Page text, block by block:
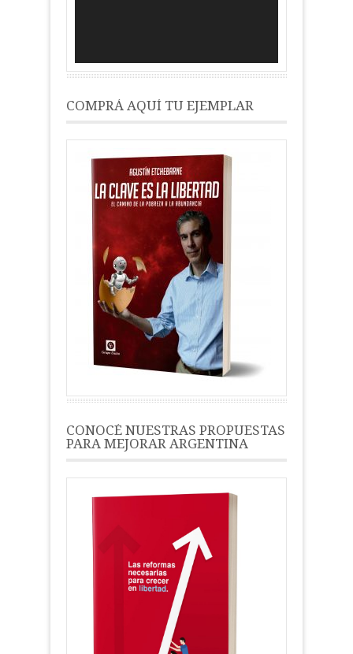
COMPRÁ AQUÍ TU EJEMPLAR
CONOCÉ NUESTRAS PROPUESTAS
PARA MEJORAR ARGENTINA